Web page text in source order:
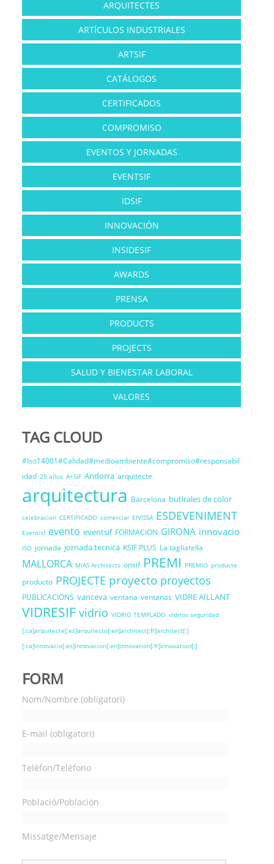
ARQUITECTES
ARTÍCULOS INDUSTRIALES
ARTSIF
CATÁLOGOS
CERTIFICADOS
COMPROMISO
EVENTOS Y JORNADAS
EVENTSIF
IDSIF
INNOVACIÓN
INSIDESIF
AWARDS
PRENSA
PRODUCTS
PROJECTS
SALUD Y BIENESTAR LABORAL
VALORES
TAG CLOUD
#Iso14001#Calidad#medioambiente#compromiso#responsabil
idad 25 años A+SIF Andorra arquitecte
arquitectura Barcelona butirales de color
celebracion CERTIFICADO comercial EIVISSA ESDEVENIMENT
Eventisf evento eventsif FORMACION GIRONA innovacio
ISO jornada jornada tecnica KSIF PLUS La tagliatella
MALLORCA MIAS Architects onsif PREMI PREMIO producte
producto PROJECTE proyecto proyectos
PUBLICACIONS vanceva ventana ventanas VIDRE AÏLLANT
VIDRESIF vidrio VIDRIO TEMPLADO vidrios seguridad
[:ca]arquitecte[:es]arquitecto[:en]architect[:fr]architect[:]
[:ca]innovacio[:es]innovacion[:en]innovation[:fr]innovation[:]
FORM
Nom/Nombre (obligatori)
E-mail (obligatori)
Telèfon/Teléfono
Població/Población
Missatge/Mensaje